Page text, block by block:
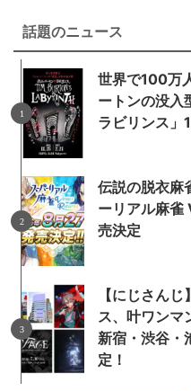
話題のニュース
世界で100万
ートンの没入
ラビリンス」
伝説の脱衣麻
ーリアル麻
売決定
【にじさん
ス、叶ワンマ
新宿・渋谷・
定！